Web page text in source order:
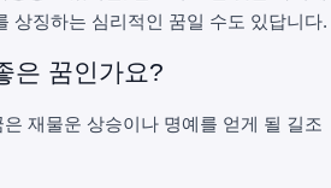
상징하는 심리적인 꿈일 수도 있답니다.
은 꿈인가요?
재물운 상승이나 명예를 얻게 될 길조